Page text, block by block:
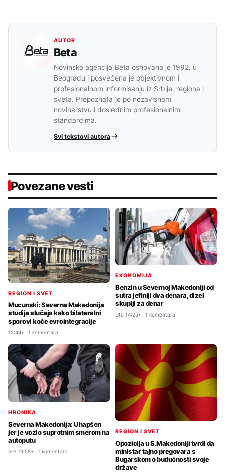
AUTOR
Beta
Novinska agencija Beta osnovana je 1992. u
Beogradu i posvećena je objektivnom i
profesionalnom informisanju iz Srbije, regiona i
sveta. Prepoznata je po nezavisnom
novinarstvu i doslednim profesionalnim
standardima.
Svi tekstovi autora
Povezane vesti
REGION I SVET
Mucunski: Severna Makedonija
studija slučaja kako bilateralni
sporovi koče evrointegracije
12:44 1 komentara
EKONOMIJA
Benzin u Severnoj Makedoniji od
sutra jefiniji dva denara, dizel
skuplji za denar
Uto 14:25 1 komentara
HRONIKA
Severna Makedonija: Uhapšen
jer je vozio suprotnim smerom na
autoputu
Sre 19:58 1 komentara
REGION I SVET
Opozicija u S.Makedoniji tvrdi da
ministar tajno pregovara s
Bugarskom o budućnosti svoje
države